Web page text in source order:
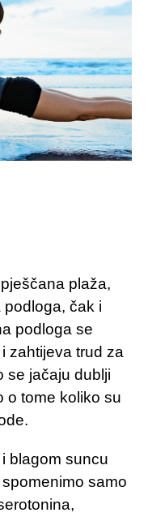
plaža,
podloga, čak i
podloga se
zahtijeva trud za
se jačaju dublji
o tome koliko su
blagom suncu
samo